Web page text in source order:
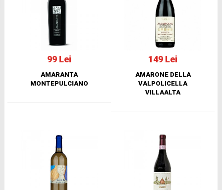
99 Lei
AMARANTA
MONTEPULCIANO
149 Lei
AMARONE DELLA
VALPOLICELLA
VILLAALTA